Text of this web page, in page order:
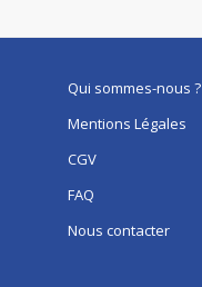
Qui sommes-nous ?
Mentions Légales
CGV
FAQ
Nous contacter